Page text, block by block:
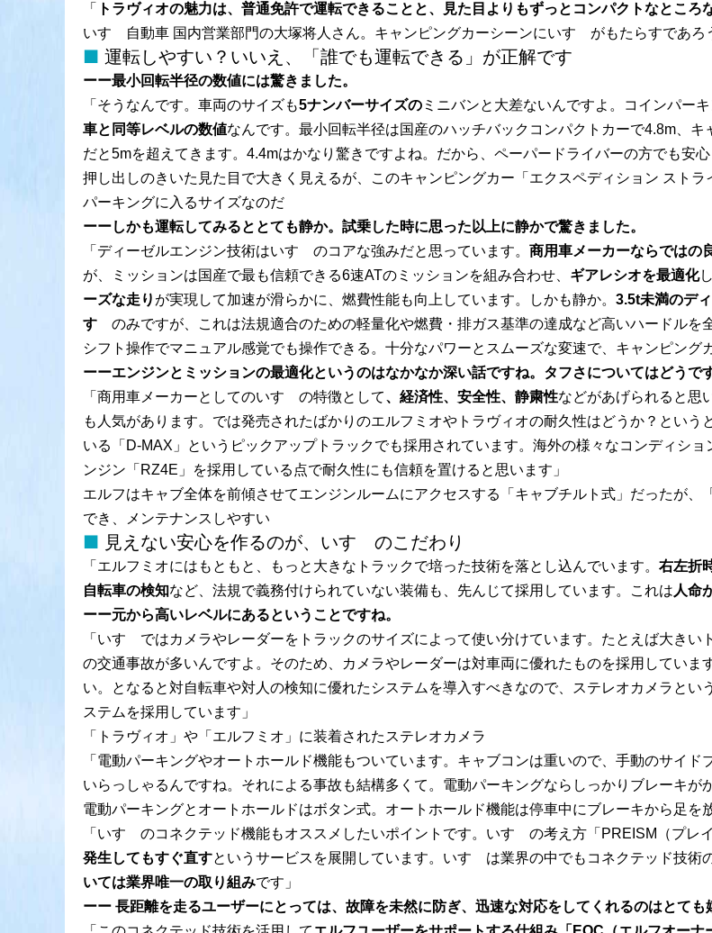
「 トラヴィオの魅力は、普通免許で運転できることと、見た目よりもずっとコンパクトなところ
いすゞ自動車 国内営業部門の大塚将人さん。キャンピングカーシーンにいすゞがもたらすであ
運転しやすい？いいえ、「誰でも運転できる」が正解です
ーー最小回転半径の数値には驚きました。
「そうなんです。車両のサイズも5ナンバーサイズの ミニバンと大差ないんですよ。コインパーキ
車と同等レベルの数値なんです。最小回転半径は国産のハッチバックコンパクトカーで4.8m、
だと5mを超えてきます。4.4mはかなり驚きですよね。だから、ペーパードライバーの方でも安
押し出しのきいた見た目で大きく見えるが、このキャンピングカー「エクスペディション スト
パーキングに入るサイズなのだ
ーーしかも運転してみるととても静か。試乗した時に思った以上に静かで驚きました。
「ディーゼルエンジン技術はいすゞのコアな強みだと思っています。 商用車メーカーならではの
が、ミッションは国産で最も信頼できる6速ATのミッションを組み合わせ、 ギアレシオを最適化
ーズな走り が実現して加速が滑らかに、燃費性能も向上しています。しかも静か。 3.5t未満のデ
すゞ のみですが、これは法規適合のための軽量化や燃費・排ガス基準の達成など高いハードルを
シフト操作でマニュアル感覚でも操作できる。十分なパワーとスムーズな変速で、キャンピン
ーーエンジンとミッションの最適化というのはなかなか深い話ですね。タフさについてはどうで
「商用車メーカーとしてのいすゞの特徴として、経済性、安全性、静粛性などがあげられると思
も人気があります。では発売されたばかりのエルフミオやトラヴィオの耐久性はどうか？とい
いる「D-MAX」というピックアップトラックでも採用されています。海外の様々なコンディシ
ンジン「RZ4E」を採用している点で耐久性にも信頼を置けると思います」
エルフはキャブ全体を前傾させてエンジンルームにアクセスする「キャブチルト式」だったが
でき、メンテナンスしやすい
見えない安心を作るのが、いすゞのこだわり
「エルフミオにはもともと、もっと大きなトラックで培った技術を落とし込んでいます。 右左折
自転車の検知など、法規で義務付けられていない装備も、先んじて採用しています。これは 人命
ーー元から高いレベルにあるということですね。
「いすゞではカメラやレーダーをトラックのサイズによって使い分けています。たとえば大き
の交通事故が多いんですよ。そのため、カメラやレーダーは対車両に優れたものを採用してい
い。となると対自転車や対人の検知に優れたシステムを導入すべきなので、ステレオカメラとい
ステムを採用しています」
「トラヴィオ」や「エルフミオ」に装着されたステレオカメラ
「電動パーキングやオートホールド機能もついています。キャブコンは重いので、手動のサイ
いらっしゃるんですね。それによる事故も結構多くて。電動パーキングならしっかりブレーキが
電動パーキングとオートホールドはボタン式。オートホールド機能は停車中にブレーキから足を
「いすゞのコネクテッド機能もオススメしたいポイントです。いすゞの考え方「PREISM（プレ
発生してもすぐ直すというサービスを展開しています。いすゞは業界の中でもコネクテッド技術
いては業界唯一の取り組みです」
ーー 長距離を走るユーザーにとっては、故障を未然に防ぎ、迅速な対応をしてくれるのはとて